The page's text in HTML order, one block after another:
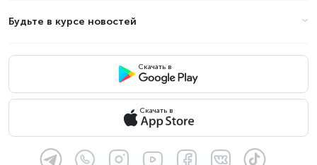
Будьте в курсе новостей
Скачать в
Скачать в